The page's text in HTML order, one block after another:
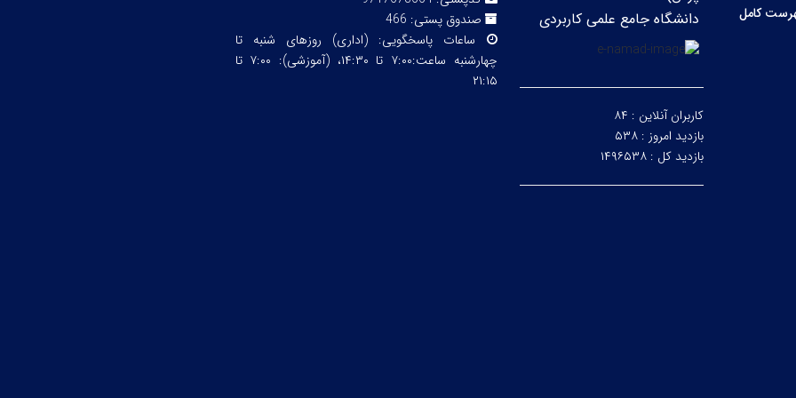
کامل
دانشگاه جامع علمی کاربردی
کاربران آنلاین : ۸۴
بازدید امروز : ۵۳۸
بازدید کل : ۱۴۹۶۵۳۸
صندوق پستی: 466
ساعات پاسخگویی: (اداری) روزهای شنبه تا
چهارشنبه ساعت:۷:۰۰ تا ۱۴:۳۰، (آموزشی): ۷:۰۰ تا
۲۱:۱۵